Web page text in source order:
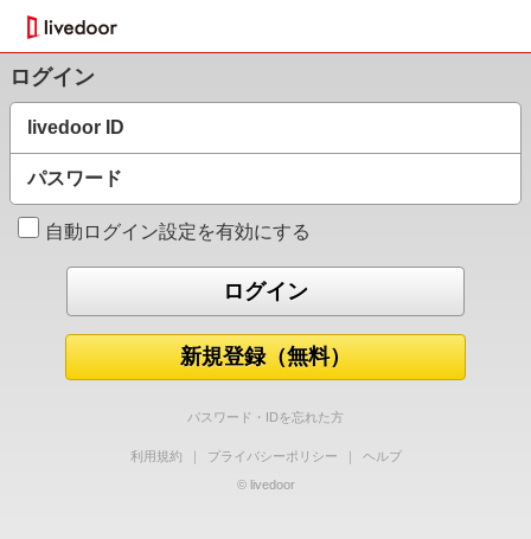
ログイン
livedoor ID
パスワード
自動ログイン設定を有効にする
新規登録（無料）
パスワード・IDを忘れた方
利用規約 ｜ プライバシーポリシー ｜
ヘルプ
© livedoor